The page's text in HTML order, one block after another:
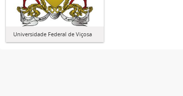
Universidade Federal de Viçosa